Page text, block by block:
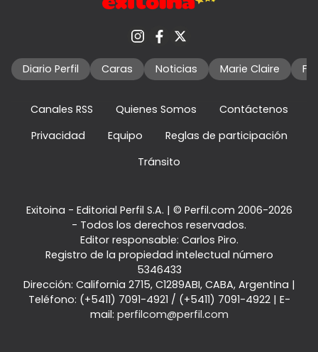
Diario Perfil Caras Noticias Marie Claire
Canales RSS Quienes Somos
Contáctenos
Privacidad
Equipo
Reglas de participación
Tránsito
Exitoina - Editorial Perfil S.A. | © Perfil.com 2006-2026
- Todos los derechos reservados.
Editor responsable: Carlos Piro.
Registro de la propiedad intelectual número
5346433
Dirección: California 2715, C1289ABI, CABA, Argentina |
Teléfono: (+5411) 7091-4921 / (+5411) 7091-4922| E-
mail: perfilcom@perfil.com